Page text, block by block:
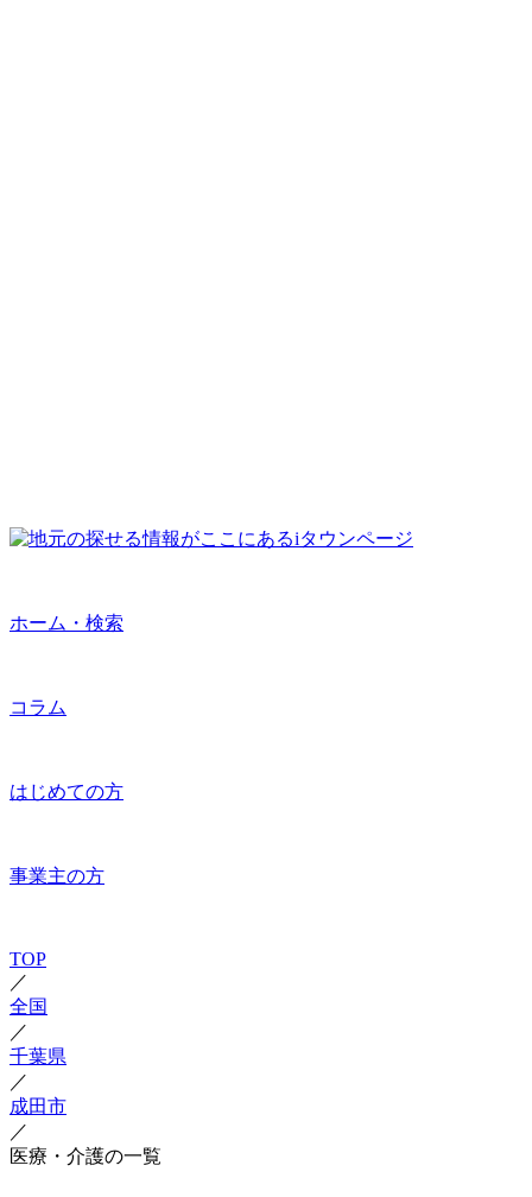
ホーム・検索
コラム
はじめての方
事業主の方
TOP
／
全国
／
千葉県
／
成田市
／
医療・介護の一覧